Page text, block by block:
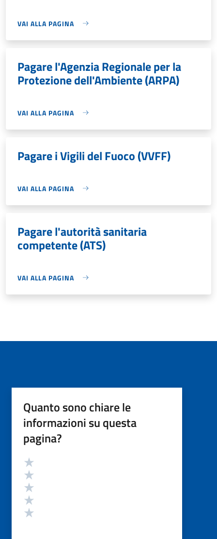
VAI ALLA PAGINA
Pagare l'Agenzia Regionale per la
Protezione dell'Ambiente (ARPA)
VAI ALLA PAGINA
Pagare i Vigili del Fuoco (VVFF)
VAI ALLA PAGINA
Pagare l'autorità sanitaria
competente (ATS)
VAI ALLA PAGINA
Quanto sono chiare le
informazioni su questa
pagina?
Valutazione